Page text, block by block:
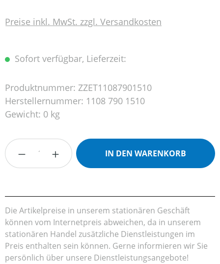
Preise inkl. MwSt. zzgl. Versandkosten
Sofort verfügbar, Lieferzeit:
Produktnummer: ZZET11087901510
Herstellernummer: 1108 790 1510
Gewicht: 0 kg
Produkt Anzahl: Gib den gewünschten
IN DEN WARENKORB
Die Artikelpreise in unserem stationären Geschäft
können vom Internetpreis abweichen, da in unserem
stationären Handel zusätzliche Dienstleistungen im
Preis enthalten sein können. Gerne informieren wir Sie
persönlich über unsere Dienstleistungsangebote!